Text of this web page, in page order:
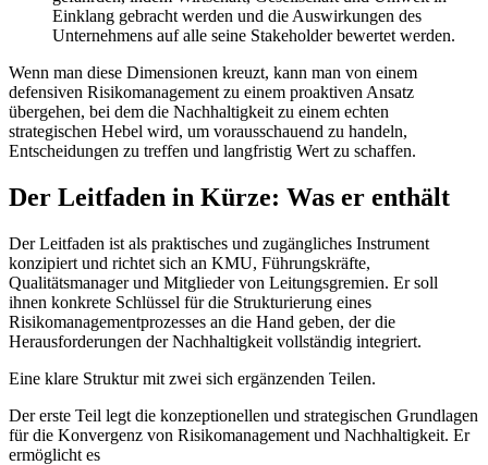
Einklang gebracht werden und die Auswirkungen des
Unternehmens auf alle seine Stakeholder bewertet werden.
Wenn man diese Dimensionen kreuzt, kann man von einem
defensiven Risikomanagement zu einem proaktiven Ansatz
übergehen, bei dem die Nachhaltigkeit zu einem echten
strategischen Hebel wird, um vorausschauend zu handeln,
Entscheidungen zu treffen und langfristig Wert zu schaffen.
Der Leitfaden in Kürze: Was er enthält
Der Leitfaden ist als praktisches und zugängliches Instrument
konzipiert und richtet sich an KMU, Führungskräfte,
Qualitätsmanager und Mitglieder von Leitungsgremien. Er soll
ihnen konkrete Schlüssel für die Strukturierung eines
Risikomanagementprozesses an die Hand geben, der die
Herausforderungen der Nachhaltigkeit vollständig integriert.
Eine klare Struktur mit zwei sich ergänzenden Teilen.
Der erste Teil legt die konzeptionellen und strategischen Grundlagen
für die Konvergenz von Risikomanagement und Nachhaltigkeit. Er
ermöglicht es